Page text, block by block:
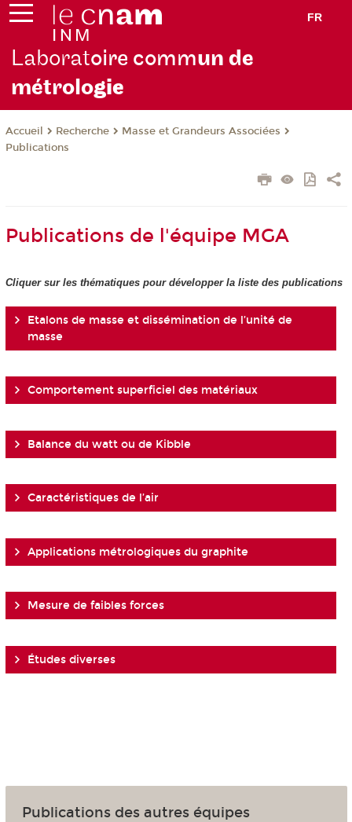
FR
Laboratoire commun de
métrologie
Accueil Recherche
Masse et Grandeurs Associées
Publications
Publications de l'équipe MGA
Cliquer sur les thématiques pour développer la liste des publications
Etalons de masse et dissémination de l’unité de
masse
Comportement superficiel des matériaux
Balance du watt ou de Kibble
Caractéristiques de l’air
Applications métrologiques du graphite
Mesure de faibles forces
Études diverses
Publications des autres équipes